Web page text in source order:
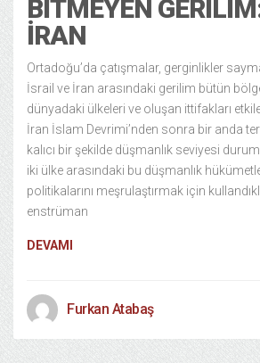
BITMEYEN
İRAN
Ortadoğu’da çatışmalar, gerginlikler
İsrail ve İran arasındaki gerilim bütün
dünyadaki ülkeleri ve oluşan ittifakları
İran İslam Devrimi’nden sonra bir anda
kalıcı bir şekilde düşmanlık seviyesi
iki ülke arasındaki bu düşmanlık
politikalarını meşrulaştırmak için
enstrüman
DEVAMI
Furkan Atabaş